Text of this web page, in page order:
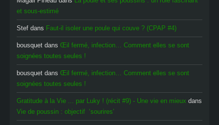
et sous-estimé
Stef dans Faut-il isoler une poule qui couve ? (CPAP #4)
bousquet dans Œil fermé, infection… Comment elles se sont
soignées toutes seules !
bousquet dans Œil fermé, infection… Comment elles se sont
soignées toutes seules !
Gratitude à la Vie ... par Luky ! (récit #9) - Une vie en mieux dans
Vie de poussin : objectif ‘sourires’